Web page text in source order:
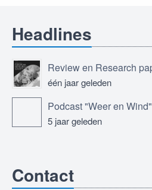
Headlines
één jaar geleden
Podcast "Weer en Wind"
5 jaar geleden
Contact